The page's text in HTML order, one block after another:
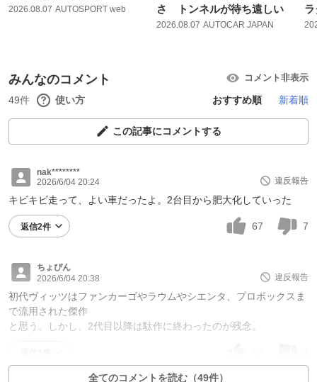
2026.08.07 AUTOSPORT web
さ トンネルが待ち遠しい
2026.08.07 AUTOCAR JAPAN
みんなのコメント コメント非表示
49件 使い方 おすすめ順 新着順
この記事にコメントする
nak********
2026/6/04 20:24
違反報告
キビキビ走って、よい車だったよ。2台目から肥大化していった
返信2件 67 7
ちょぴん
2026/6/04 20:38
違反報告
初代ヴィッツはファンカーゴやラウムやシエンタ、プロボックスま
で流用された傑作
と思う。しかし、2代目以降は駄作に終わったのが残念。
全てのコメントを読む（49件）